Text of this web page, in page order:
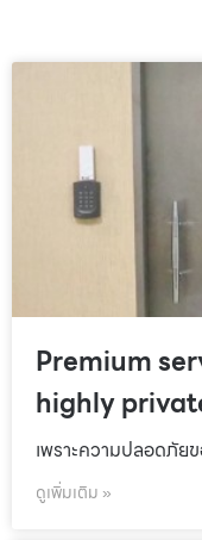
Premium
highly
เพราะความปลอดภั
ดูเพิ่มเติม »